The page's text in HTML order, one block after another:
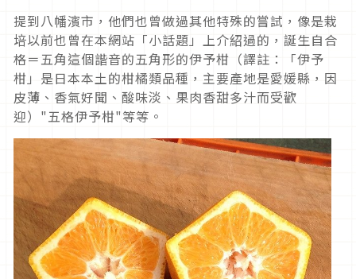
提到八幡濱市，他們也曾做過其他特殊的嘗試，像是栽
培以前也曾在本網站「小話題」上介紹過的，誕生自合
格＝五角這個諧音的五角形的伊予柑（譯註：「伊予
柑」是日本本土的柑橘類品種，主要產地是愛媛縣，因
皮薄、香氣好聞、酸味淡、果肉香甜多汁而受歡
迎）"五格伊予柑"等等。